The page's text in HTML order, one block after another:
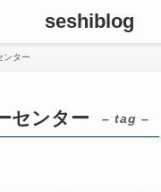
seshiblog
ンター
センター – tag –